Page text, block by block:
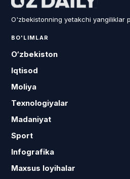
O'zbekistonning yetakchi yangiliklar
BO'LIMLAR
O‘zbekiston
Iqtisod
Moliya
Texnologiyalar
Madaniyat
Sport
Infografika
Maxsus loyihalar